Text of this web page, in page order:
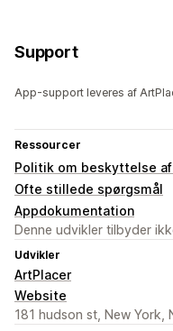
Support
App-support leveres af
Ressourcer
Politik om beskyttelse
Ofte stillede spørgsmål
Appdokumentation
Denne udvikler tilbyder
Udvikler
ArtPlacer
Website
181 hudson st, New York,